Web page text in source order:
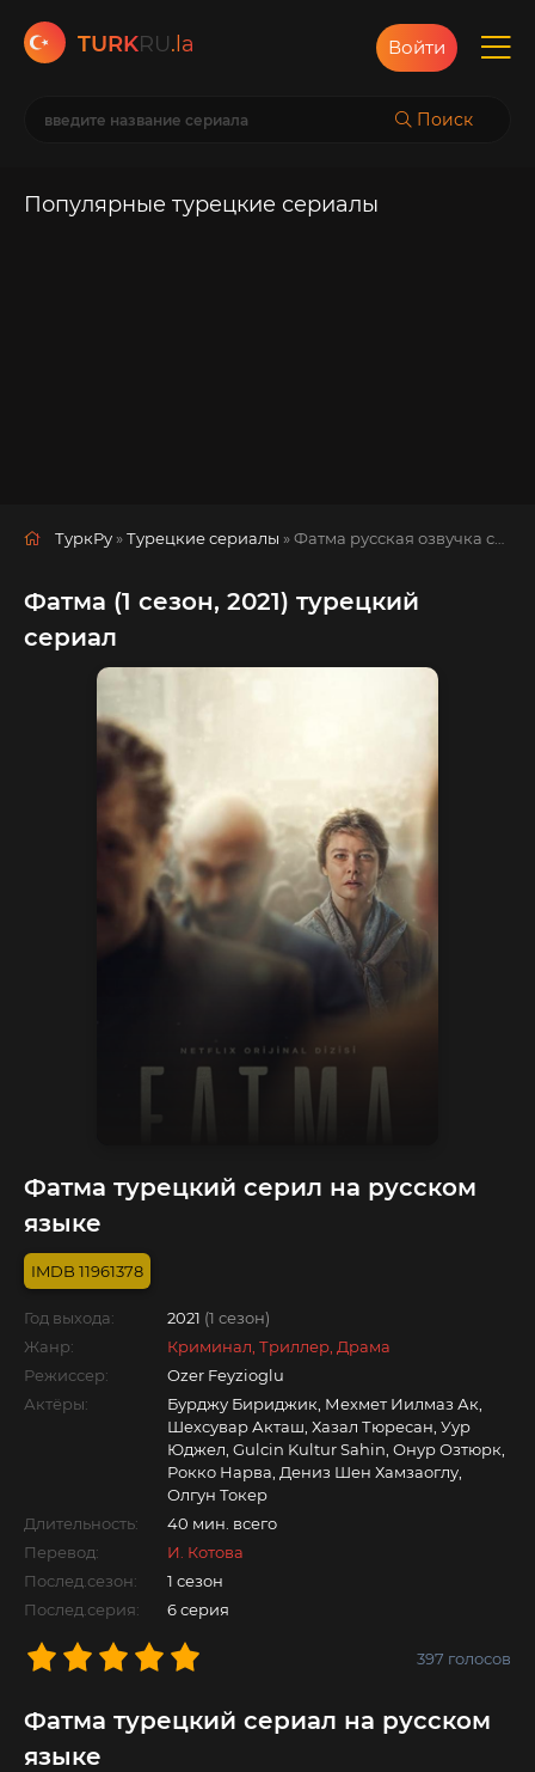
TURKRU.la
Поиск
Войти
Популярные турецкие сериалы
ТуркРу »Турецкие сериалы » Фатма русская озвучка смотреть полностью онлайн!
Фатма (1 сезон, 2021) турецкий
сериал
Фатма турецкий серил на русском
языке
11961378
Год выхода: 2021 (1 сезон)
Жанр:
Криминал, Триллер, Драма
Режиссер:
Ozer Feyzioglu
Актёры:
Бурджу Бириджик, Мехмет Иилмаз Ак,
Шехсувар Акташ, Хазал Тюресан, Уур
Юджел, Gulcin Kultur Sahin, Онур Озтюрк,
Рокко Нарва, Дениз Шен Хамзаоглу,
Олгун Токер
Длительность:
40 мин. всего
Перевод:
И. Котова
Послед.сезон:
1 сезон
Послед.серия:
6 серия
397 голосов
Фатма турецкий сериал на русском
языке